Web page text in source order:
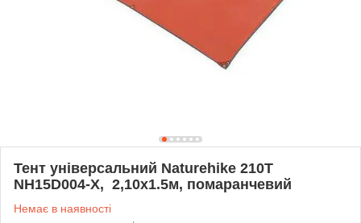
Тент універсальний Naturehike 210T
NH15D004-X, 2,10х1.5м, помаранчевий
Немає в наявності